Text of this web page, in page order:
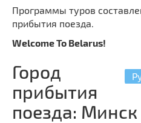
Программы туров
прибытия поезда.
Welcome To Belarus!
Город
прибытия
поезда: Минск